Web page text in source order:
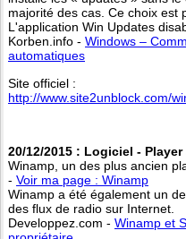
majorité des cas. Ce choix est
L'application Win Updates
Korben.info - Windows –
automatiques
Site officiel :
http://www.site2unblock.com/
20/12/2015 : Logiciel -
Winamp, un des plus ancien
- Voir ma page : Winamp
Winamp a été également un
des flux de radio sur Internet.
Developpez.com - Winamp et